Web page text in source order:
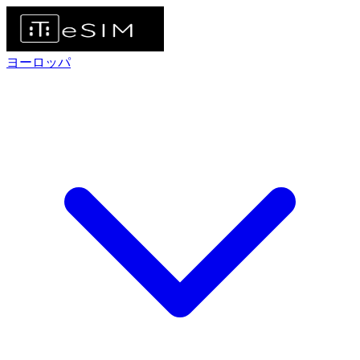
ヨーロッパ